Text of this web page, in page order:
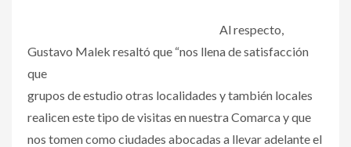
Al respecto,
Gustavo Malek resaltó que “nos llena de satisfacción
que
grupos de estudio otras localidades y también locales
realicen este tipo de visitas en nuestra Comarca y que
nos tomen como ciudades abocadas a llevar adelante el